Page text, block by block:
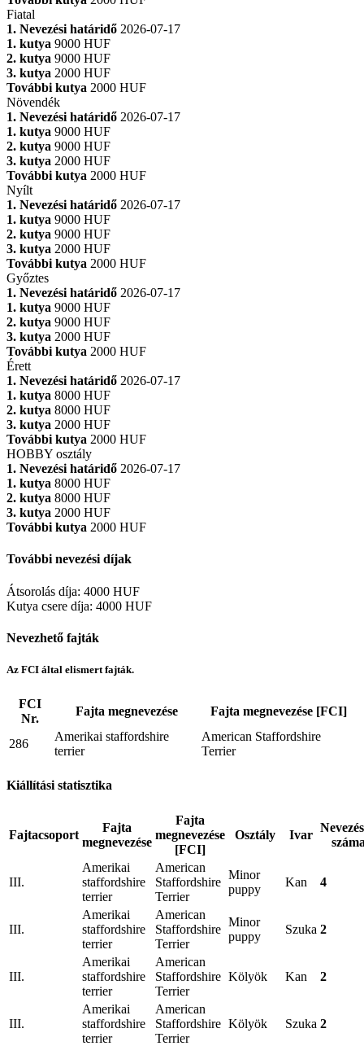
Fiatal
1. Nevezési határidő 2026-07-17
1. kutya 9000 HUF
2. kutya 9000 HUF
3. kutya 2000 HUF
További kutya 2000 HUF
Növendék
1. Nevezési határidő 2026-07-17
1. kutya 9000 HUF
2. kutya 9000 HUF
3. kutya 2000 HUF
További kutya 2000 HUF
Nyílt
1. Nevezési határidő 2026-07-17
1. kutya 9000 HUF
2. kutya 9000 HUF
3. kutya 2000 HUF
További kutya 2000 HUF
Győztes
1. Nevezési határidő 2026-07-17
1. kutya 9000 HUF
2. kutya 9000 HUF
3. kutya 2000 HUF
További kutya 2000 HUF
Érett
1. Nevezési határidő 2026-07-17
1. kutya 8000 HUF
2. kutya 8000 HUF
3. kutya 2000 HUF
További kutya 2000 HUF
HOBBY osztály
1. Nevezési határidő 2026-07-17
1. kutya 8000 HUF
2. kutya 8000 HUF
3. kutya 2000 HUF
További kutya 2000 HUF
További nevezési díjak
Átsorolás díja: 4000 HUF
Kutya csere díja: 4000 HUF
Nevezhető fajták
Az FCI által elismert fajták.
FCI
Nr.
Fajta megnevezése Fajta megnevezése [FCI]
286
Amerikai staffordshire
terrier
American Staffordshire
Terrier
Kiállítási statisztika
Fajtacsoport
Fajta
megnevezése
Fajta
megnevezése
[FCI]
Osztály Ivar
III.
Amerikai
staffordshire
terrier
American
Staffordshire
Terrier
Minor
puppy
Kan 4
III.
Amerikai
staffordshire
terrier
American
Staffordshire
Terrier
Minor
puppy
Szuka 2
III.
Amerikai
staffordshire
terrier
American
Staffordshire
Terrier
Kölyök Kan 2
III.
Amerikai
staffordshire
terrier
American
Staffordshire
Terrier
Kölyök Szuka 2